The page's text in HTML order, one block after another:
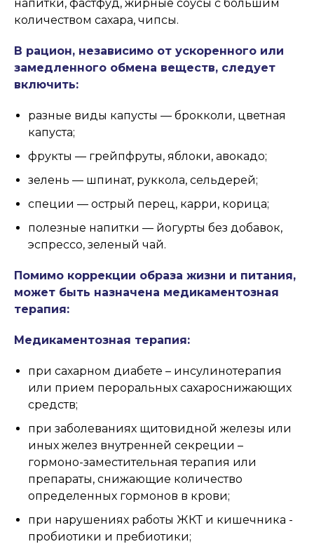
напитки, фастфуд, жирные соусы с большим
количеством сахара, чипсы.
В рацион, независимо от ускоренного или
замедленного обмена веществ, следует
включить:
разные виды капусты — брокколи, цветная
капуста;
фрукты — грейпфруты, яблоки, авокадо;
зелень — шпинат, руккола, сельдерей;
специи — острый перец, карри, корица;
полезные напитки — йогурты без добавок,
эспрессо, зеленый чай.
Помимо коррекции образа жизни и питания,
может быть назначена медикаментозная
терапия:
Медикаментозная терапия:
при сахарном диабете – инсулинотерапия
или прием пероральных сахароснижающих
средств;
при заболеваниях щитовидной железы или
иных желез внутренней секреции –
гормоно-заместительная терапия или
препараты, снижающие количество
определенных гормонов в крови;
при нарушениях работы ЖКТ и кишечника -
пробиотики и пребиотики;